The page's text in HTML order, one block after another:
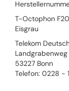
T-Octophon
Eisgrau
Telekom
Landgrabenweg
53227 Bonn
Telefon: 0228 -